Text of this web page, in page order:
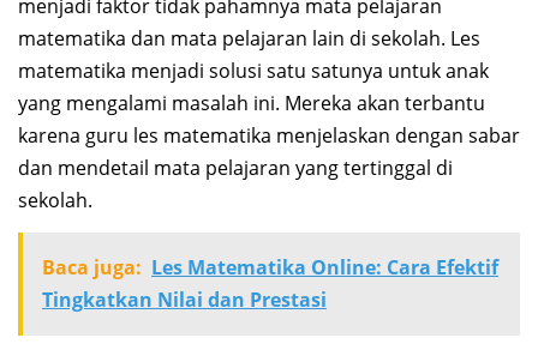
menjadi faktor tidak pahamnya mata pelajaran
matematika dan mata pelajaran lain di sekolah. Les
matematika menjadi solusi satu satunya untuk anak
yang mengalami masalah ini. Mereka akan terbantu
karena guru les matematika menjelaskan dengan sabar
dan mendetail mata pelajaran yang tertinggal di
sekolah.
Baca juga: Les Matematika Online: Cara Efektif
Tingkatkan Nilai dan Prestasi